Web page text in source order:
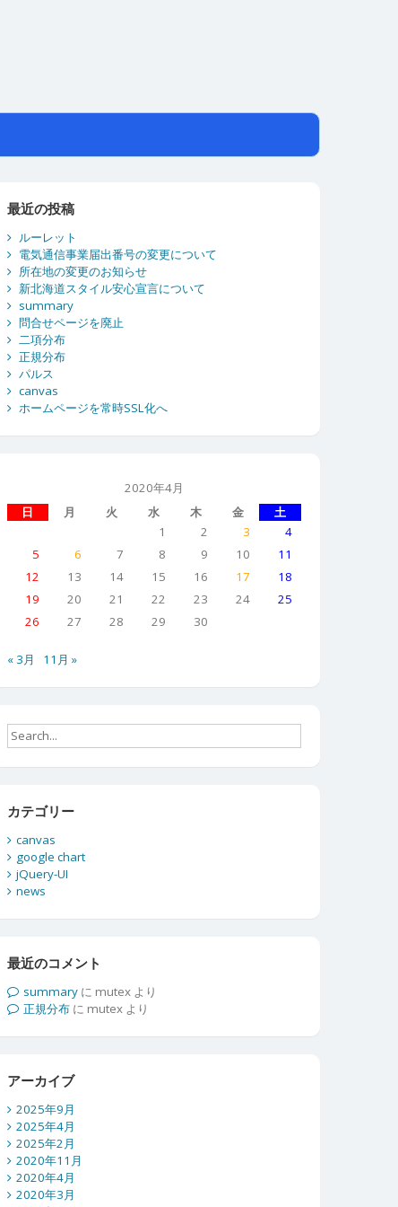
最近の投稿
ルーレット
電気通信事業届出番号の変更について
所在地の変更のお知らせ
新北海道スタイル安心宣言について
summary
問合せページを廃止
二項分布
正規分布
パルス
canvas
ホームページを常時SSL化へ
2020年4月
日
月 火 水 木 金
土
1
2 3
4
5
6 7 8 9 10
11
12
13 14 15 16 17
18
19
20 21 22 23 24
25
26
27 28 29 30
« 3月 11月 »
カテゴリー
canvas
google chart
jQuery-UI
news
最近のコメント
summaryに mutexより
正規分布に mutexより
アーカイブ
2025年9月
2025年4月
2025年2月
2020年11月
2020年4月
2020年3月